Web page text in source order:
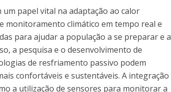
papel vital na adaptação ao calor
monitoramento climático em tempo real e
para ajudar a população a se preparar e a
a pesquisa e o desenvolvimento de
de resfriamento passivo podem
confortáveis e sustentáveis. A integração
a utilização de sensores para monitorar a